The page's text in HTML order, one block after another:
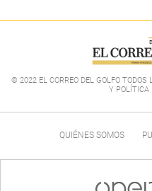
© 2022 EL CORREO DEL GOLFO TODOS
Y POLÍTICA
QUIÉNES SOMOS